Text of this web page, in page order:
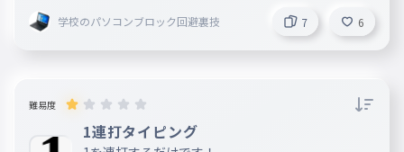
chrome://extensions/?id=←に自分のフィルタリン
グのIDを新しいタブで開く 下にスクロールしChro
me ウェブストアのページに移動をクリックし、 開
o6g02qn9ecg
学校のパソコンブロック回避裏技 7 6
難易度
1連打タイピング